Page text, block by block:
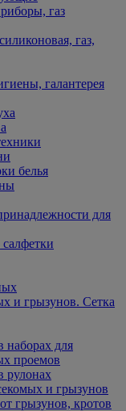
газ
газ,
галантерея
белья
для
салфетки
и грызунов. Сетка
наборах для
проемов
рулонах
и грызунов
грызунов, кротов